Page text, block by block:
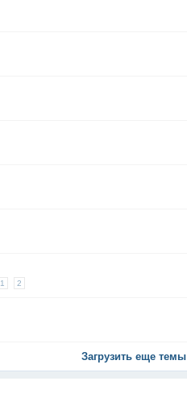
1 2
Загрузить еще темы